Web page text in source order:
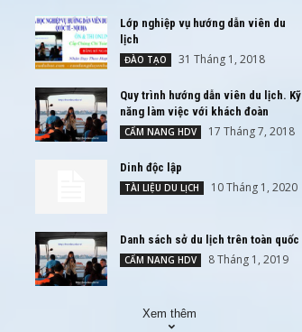
Lớp nghiệp vụ hướng dẫn viên du
lịch
ĐÀO TẠO 31 Tháng 1, 2018
Quy trình hướng dẫn viên du lịch. Kỹ
năng làm việc với khách đoàn
CẨM NANG HDV 17 Tháng 7, 2018
Dinh độc lập
TÀI LIỆU DU LỊCH 10 Tháng 1, 2020
Danh sách sở du lịch trên toàn quốc
CẨM NANG HDV 8 Tháng 1, 2019
Xem thêm